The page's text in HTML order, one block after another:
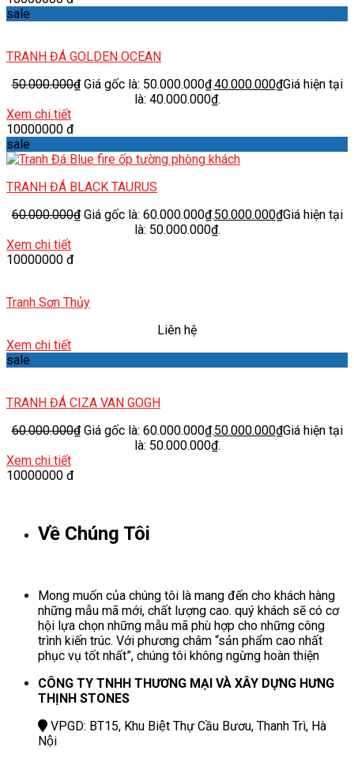
sale
TRANH ĐÁ GOLDEN OCEAN
50.000.000₫ Giá gốc là: 50.000.000₫.40.000.000₫Giá hiện tại
là: 40.000.000₫.
Xem chi tiết
10000000 đ
sale
TRANH ĐÁ BLACK TAURUS
60.000.000₫ Giá gốc là: 60.000.000₫.50.000.000₫Giá hiện tại
là: 50.000.000₫.
Xem chi tiết
10000000 đ
Tranh Sơn Thủy
Liên hệ
Xem chi tiết
sale
TRANH ĐÁ CIZA VAN GOGH
60.000.000₫ Giá gốc là: 60.000.000₫.50.000.000₫Giá hiện tại
là: 50.000.000₫.
Xem chi tiết
10000000 đ
Về Chúng Tôi
Mong muốn của chúng tôi là mang đến cho khách hàng
những mẫu mã mới, chất lượng cao. quý khách sẽ có cơ
hội lựa chọn những mẫu mã phù hợp cho những công
trình kiến trúc. Với phương châm “sản phẩm cao nhất
phục vụ tốt nhất”, chúng tôi không ngừng hoàn thiện
CÔNG TY TNHH THƯƠNG MẠI VÀ XÂY DỰNG HƯNG
THỊNH STONES
VPGD: BT15, Khu Biệt Thự Cầu Bươu, Thanh Trì, Hà
Nội